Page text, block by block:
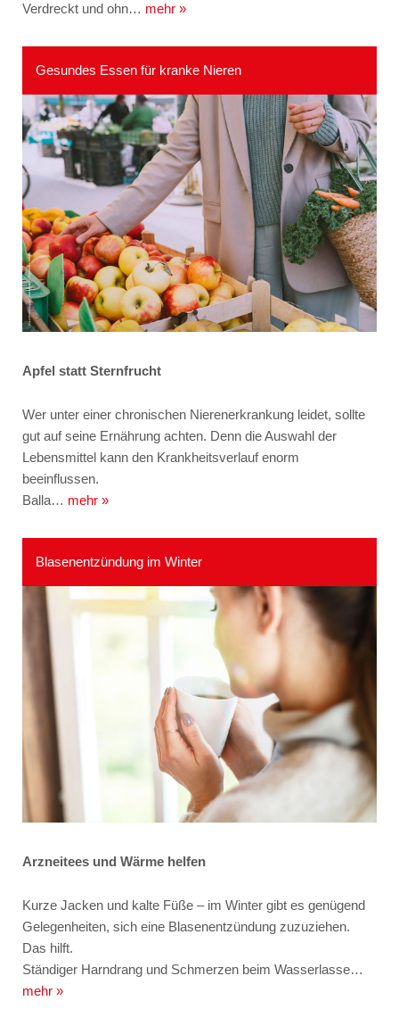
Verdreckt und ohn… mehr »
Gesundes Essen für kranke Nieren
Apfel statt Sternfrucht
Wer unter einer chronischen Nierenerkrankung leidet, sollte
gut auf seine Ernährung achten. Denn die Auswahl der
Lebensmittel kann den Krankheitsverlauf enorm
beeinflussen.
Balla… mehr »
Blasenentzündung im Winter
Arzneitees und Wärme helfen
Kurze Jacken und kalte Füße – im Winter gibt es genügend
Gelegenheiten, sich eine Blasenentzündung zuzuziehen.
Das hilft.
Ständiger Harndrang und Schmerzen beim Wasserlasse…
mehr »